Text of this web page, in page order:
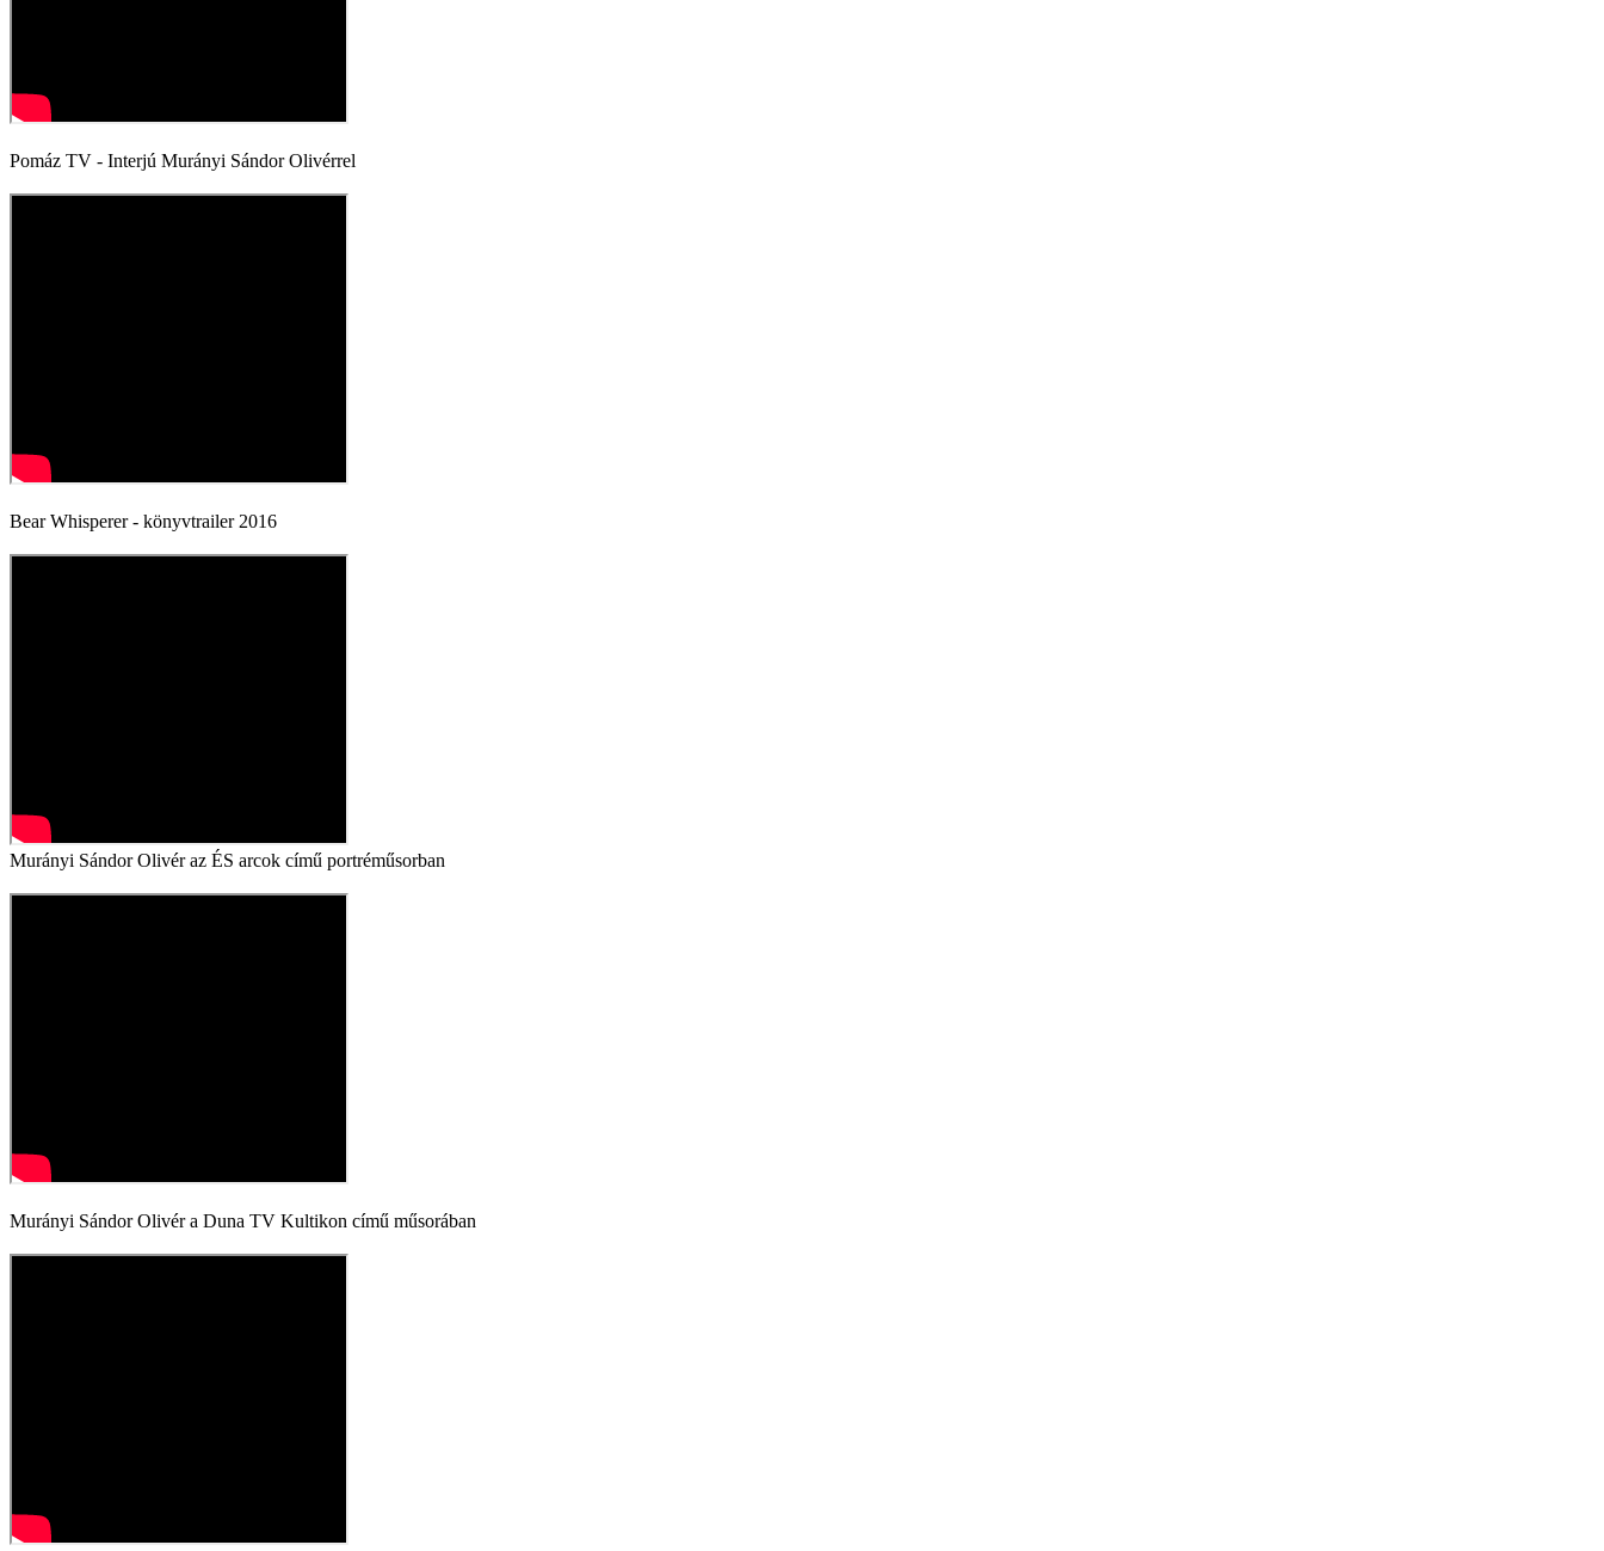
Pomáz TV - Interjú Murányi Sándor Olivérrel
Bear Whisperer - könyvtrailer 2016
Murányi Sándor Olivér az ÉS arcok című portréműsorban
Murányi Sándor Olivér a Duna TV Kultikon című műsorában